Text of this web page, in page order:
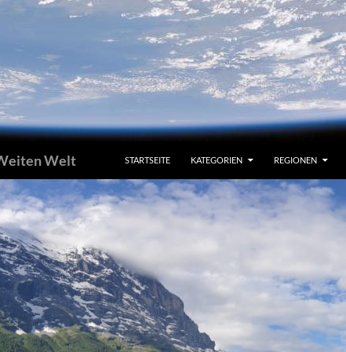
Welt STARTSEITE KATEGORIEN REGIONEN